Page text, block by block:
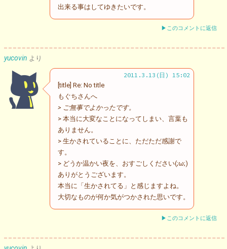
出来る事はしてゆきたいです。
▶このコメントに返信
yucovin より
2011.3.13(日) 15:02
[title] Re: No title
もぐちさんへ
> ご無事でよかったです。
> 本当に大変なことになってしまい、言葉も
ありません。
> 生かされていることに、ただただ感謝で
す。
> どうか温かい夜を、おすごしください(;ω;)
ありがとうございます。
本当に「生かされてる」と感じますよね。
大切なものが何か気がつかされた思いです。
▶このコメントに返信